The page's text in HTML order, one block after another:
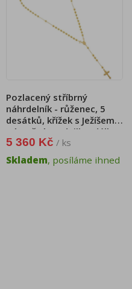
Pozlacený stříbrný
náhrdelník - růženec, 5
desátků, křížek s Ježíšem,
Zázračná medailka, délka
60 cm
5 360 Kč / ks
Skladem, posíláme ihned